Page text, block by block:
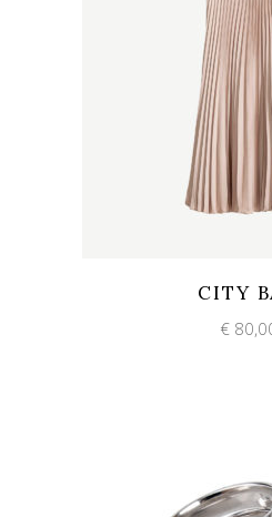
CITY
€